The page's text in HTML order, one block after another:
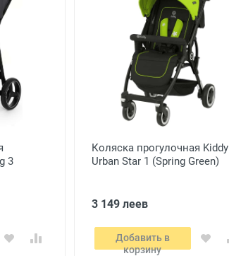
3
Коляска прогулочная Kiddy
Urban Star 1 (Spring Green)
3 149 леев
Добавить в
корзину